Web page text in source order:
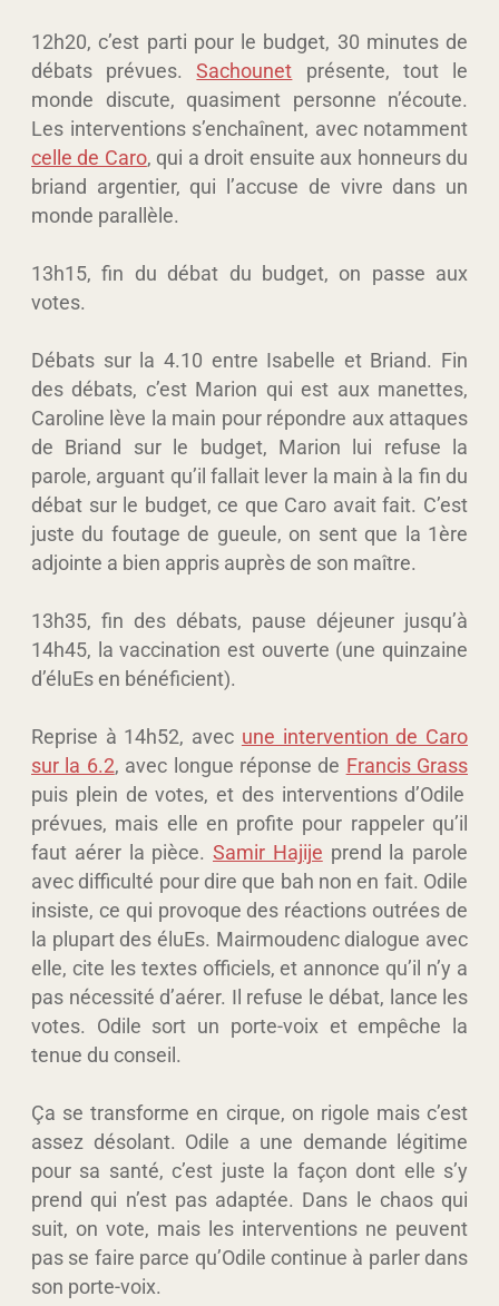
12h20, c’est parti pour le budget, 30 minutes de
débats prévues.Sachounet présente, tout le
monde discute, quasiment personne n’écoute.
Les interventions s’enchaînent, avec notamment
celle de Caro, qui a droit ensuite aux honneurs du
briand argentier, qui l’accuse de vivre dans un
monde parallèle.
13h15, fin du débat du budget, on passe aux
votes.
Débats sur la 4.10 entre Isabelle et Briand. Fin
des débats, c’est Marion qui est aux manettes,
Caroline lève la main pour répondre aux attaques
de Briand sur le budget, Marion lui refuse la
parole, arguant qu’il fallait lever la main à la fin du
débat sur le budget, ce que Caro avait fait. C’est
juste du foutage de gueule, on sent que la 1ère
adjointe a bien appris auprès de son maître.
13h35, fin des débats, pause déjeuner jusqu’à
14h45, la vaccination est ouverte (une quinzaine
d’éluEs en bénéficient).
Reprise à 14h52, avec une intervention de Caro
sur la 6.2, avec longue réponse de Francis Grass
puis plein de votes, et des interventions d’Odile
prévues, mais elle en profite pour rappeler qu’il
faut aérer la pièce. Samir Hajije prend la parole
avec difficulté pour dire que bah non en fait. Odile
insiste, ce qui provoque des réactions outrées de
la plupart des éluEs. Mairmoudenc dialogue avec
elle, cite les textes officiels, et annonce qu’il n’y a
pas nécessité d’aérer. Il refuse le débat, lance les
votes. Odile sort un porte-voix et empêche la
tenue du conseil.
Ça se transforme en cirque, on rigole mais c’est
assez désolant. Odile a une demande légitime
pour sa santé, c’est juste la façon dont elle s’y
prend qui n’est pas adaptée. Dans le chaos qui
suit, on vote, mais les interventions ne peuvent
pas se faire parce qu’Odile continue à parler dans
son porte-voix.